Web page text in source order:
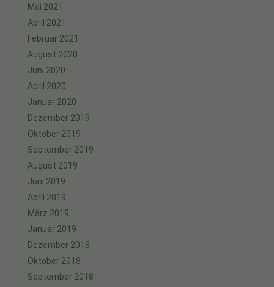
Mai 2021
April 2021
Februar 2021
August 2020
Juni 2020
April 2020
Januar 2020
Dezember 2019
Oktober 2019
September 2019
August 2019
Juni 2019
April 2019
März 2019
Januar 2019
Dezember 2018
Oktober 2018
September 2018